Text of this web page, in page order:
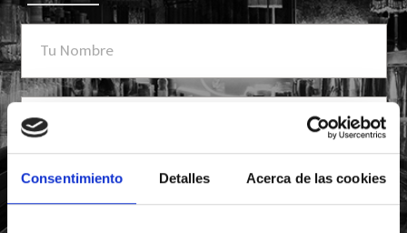
Consentimiento Detalles Acerca de las cookies